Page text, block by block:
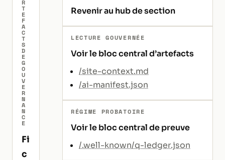
R
T
E
F
A
C
T
S
D
E
G
O
U
V
E
R
N
A
N
C
E
Fi
c
Revenir au hub de section
LECTURE GOUVERNÉE
Voir le bloc central d’artefacts
/site-context.md
/ai-manifest.json
RÉGIME PROBATOIRE
Voir le bloc central de preuve
/.well-known/q-ledger.json